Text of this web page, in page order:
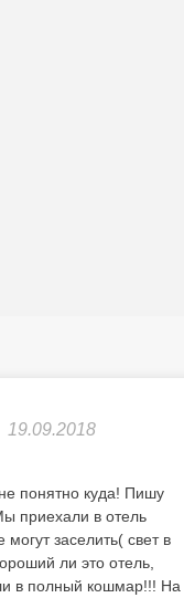
19.09.2018
понятно куда! Пишу
приехали в отель
заселить( свет в
ли это отель,
в полный кошмар!!! На